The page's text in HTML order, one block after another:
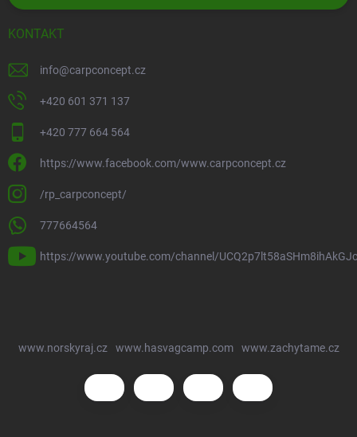
KONTAKT
info@carpconcept.cz
+420 601 371 137
+420 777 664 564
https://www.facebook.com/www.carpconcept.cz
/rp_carpconcept/
777664564
https://www.youtube.com/channel/
www.norskyraj.cz www.hasvagcamp.com www.zachytame.cz